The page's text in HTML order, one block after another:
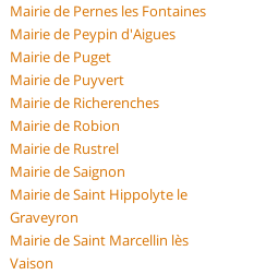
Mairie de Pernes les Fontaines
Mairie de Peypin d'Aigues
Mairie de Puget
Mairie de Puyvert
Mairie de Richerenches
Mairie de Robion
Mairie de Rustrel
Mairie de Saignon
Mairie de Saint Hippolyte le
Graveyron
Mairie de Saint Marcellin lès
Vaison